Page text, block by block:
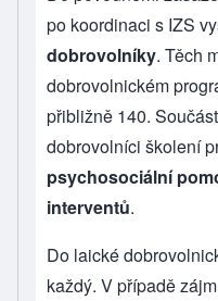
po koordinaci s IZS
dobrovolníky. Těch
dobrovolnickém
přibližně 140.
dobrovolníci školení
psychosociální
interventů.
Do laické
každý. V případě